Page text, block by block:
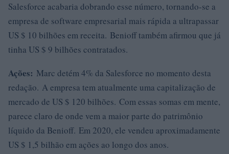
Salesforce acabaria dobrando esse número, tornando-se a
empresa de software empresarial mais rápida a ultrapassar
US $ 10 bilhões em receita. Benioff também afirmou que já
tinha US $ 9 bilhões contratados.
Ações: Marc detém 4% da Salesforce no momento desta
redação. A empresa tem atualmente uma capitalização de
mercado de US $ 120 bilhões. Com essas somas em mente,
parece claro de onde vem a maior parte do patrimônio
líquido da Benioff. Em 2020, ele vendeu aproximadamente
US $ 1,5 bilhão em ações ao longo dos anos.